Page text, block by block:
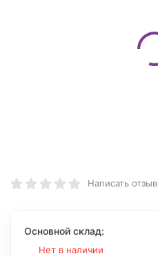
Написать отзыв
Основной склад:
Нет в наличии